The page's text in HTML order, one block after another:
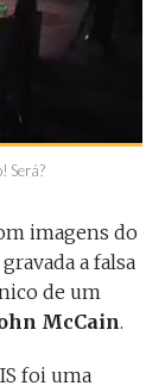
Será?
imagens do
a falsa
de um
McCain.
foi uma